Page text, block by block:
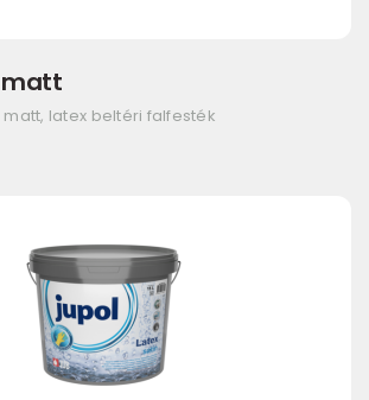
matt
latex beltéri falfesték